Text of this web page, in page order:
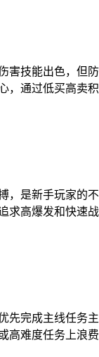
技能出色，但
，通过低买高卖
，是新手玩家的
求高爆发和快速
完成主线任务
高难度任务上浪